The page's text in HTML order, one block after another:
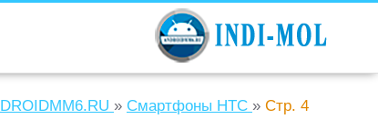
» Смартфоны HTC » Стр. 4